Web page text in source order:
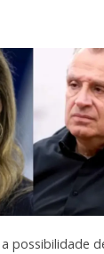
possibilidade